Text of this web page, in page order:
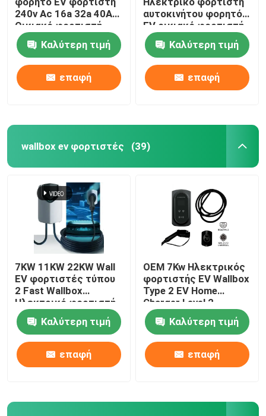
240v Ac 16a 32a 40A
Οικιακό φορτιστή
ηλεκτρικού
αυτοκινήτου
Καλύτερη τιμή
επαφή
αυτοκινήτου φορητό
EV οικιακό φορτιστή
προστασία εδάφους
Καλύτερη τιμή
επαφή
wallbox ev φορτιστές (39)
7KW 11KW 22KW Wall
EV φορτιστές τύπου
2 Fast Wallbox
Ηλεκτρικό φορτιστή
αυτοκινήτου
Καλύτερη τιμή
επαφή
OEM 7Kw Ηλεκτρικός
φορτιστής EV Wallbox
Type 2 EV Home
Charger Level 2
Καλύτερη τιμή
επαφή